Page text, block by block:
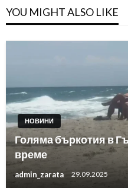
YOU MIGHT ALSO LIKE
НОВИНИ
Голяма бъркотия в
време
admin_zarata 29.09.2025